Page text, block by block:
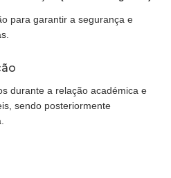
para garantir a segurança e
durante a relação académica e
sendo posteriormente